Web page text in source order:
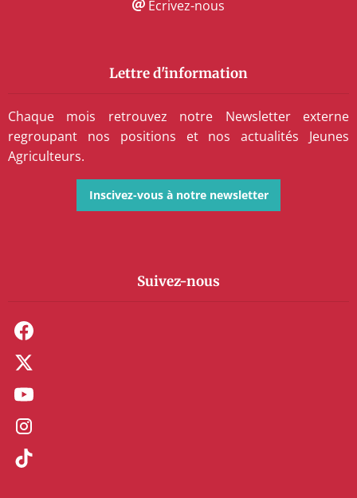
Écrivez-nous
Lettre d'information
Chaque mois retrouvez notre Newsletter externe
regroupant nos positions et nos actualités Jeunes
Agriculteurs.
Inscivez-vous à notre newsletter
Suivez-nous